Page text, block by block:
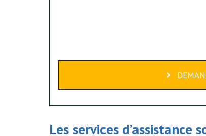
Les services d’assistance